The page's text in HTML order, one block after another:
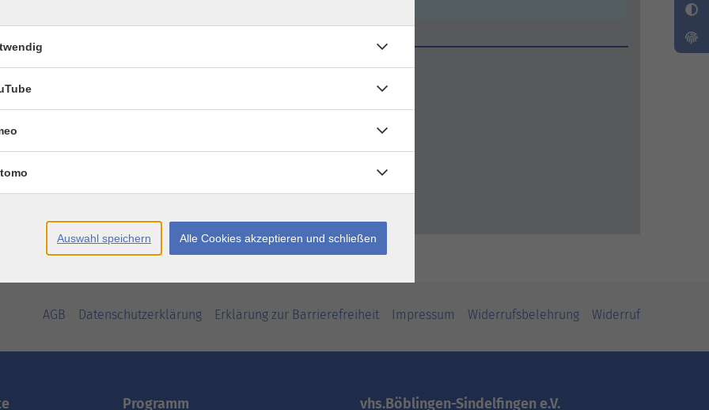
AGB Datenschutzerklärung Erklärung zur Barrierefreiheit Impressum Widerrufsbelehrung Widerruf
Programm vhs.Böblingen-Sindelfingen e.V.
Auswahl speichern Alle Cookies akzeptieren und schließen